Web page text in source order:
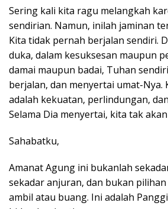
Sering kali kita ragu melangkah
sendirian. Namun, inilah jaminan
Kita tidak pernah berjalan sendiri.
duka, dalam kesuksesan maupun
damai maupun badai, Tuhan
berjalan, dan menyertai umat-Nya.
adalah kekuatan, perlindungan,
Selama Dia menyertai, kita tak
Sahabatku,
Amanat Agung ini bukanlah
sekadar anjuran, dan bukan
ambil atau buang. Ini adalah